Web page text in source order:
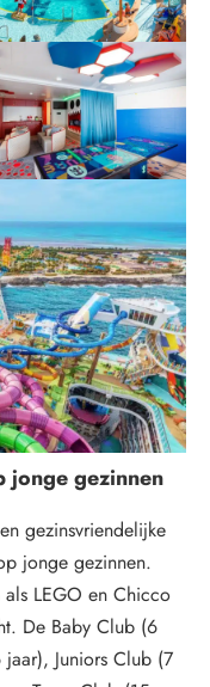
jonge gezinnen
gezinsvriendelijke
jonge gezinnen.
als LEGO en Chicco
De Baby Club (6
Juniors Club (7